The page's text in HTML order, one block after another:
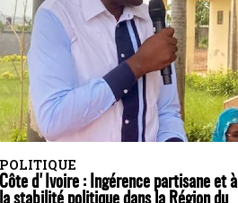
POLITIQUE
Côte d'Ivoire : Ingérence partisane et à